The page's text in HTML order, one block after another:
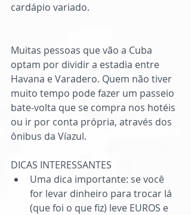
cardápio variado.
Muitas pessoas que vão a Cuba
optam por dividir a estadia entre
Havana e Varadero. Quem não tiver
muito tempo pode fazer um passeio
bate-volta que se compra nos hotéis
ou ir por conta própria, através dos
ônibus da Víazul.
DICAS INTERESSANTES
Uma dica importante: se você
for levar dinheiro para trocar lá
(que foi o que fiz) leve EUROS e